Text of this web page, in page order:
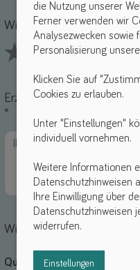
Wie findest du dieses
Erzähle uns von deinen
*
Wie bewertest du die
Qualität *
die Nutzung unserer
Ferner verwenden wir
Analysezwecken sowie
Personalisierung
Klicken Sie auf
Cookies zu erlauben.
Unter "Einstellungen"
individuell vornehmen.
Weitere Informationen
Datenschutzhinweisen
Ihre Einwilligung über
Datenschutzhinweisen
widerrufen.
Einstellungen